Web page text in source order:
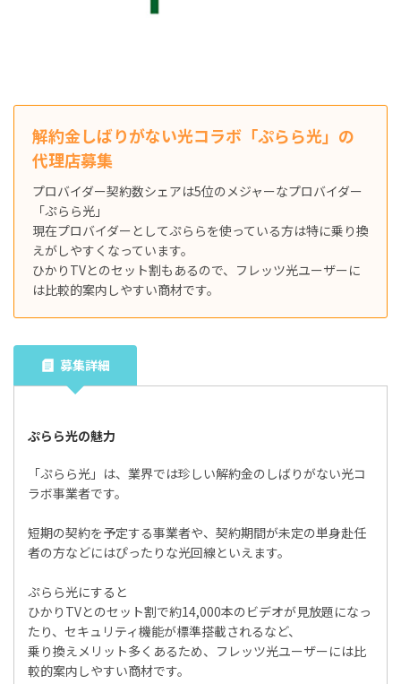
解約金しばりがない光コラボ「ぷらら光」の
代理店募集
プロバイダー契約数シェアは5位のメジャーなプロバイダー
「ぷらら光」
現在プロバイダーとしてぷららを使っている方は特に乗り換
えがしやすくなっています。
ひかりTVとのセット割もあるので、フレッツ光ユーザーに
は比較的案内しやすい商材です。
募集詳細
ぷらら光の魅力
「ぷらら光」は、業界では珍しい解約金のしばりがない光コ
ラボ事業者です。
短期の契約を予定する事業者や、契約期間が未定の単身赴任
者の方などにはぴったりな光回線といえます。
ぷらら光にすると
ひかりTVとのセット割で約14,000本のビデオが見放題になっ
たり、セキュリティ機能が標準搭載されるなど、
乗り換えメリット多くあるため、フレッツ光ユーザーには比
較的案内しやすい商材です。